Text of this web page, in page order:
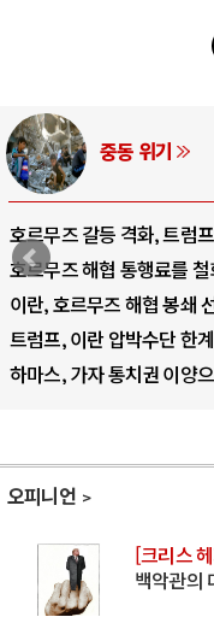
중동 위기
호르무즈 갈등 격화, 트럼
호르무즈 해협 통행료를
이란, 호르무즈 해협 봉쇄
트럼프, 이란 압박수단 한
하마스, 가자 통치권 이양
오피니언
[크리스
백악관의